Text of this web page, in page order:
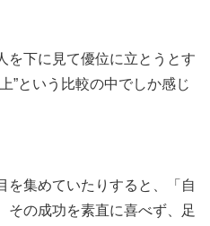
を下に見て優位に立とうとす
”という比較の中でしか感じ
を集めていたりすると、「自
その成功を素直に喜べず、足